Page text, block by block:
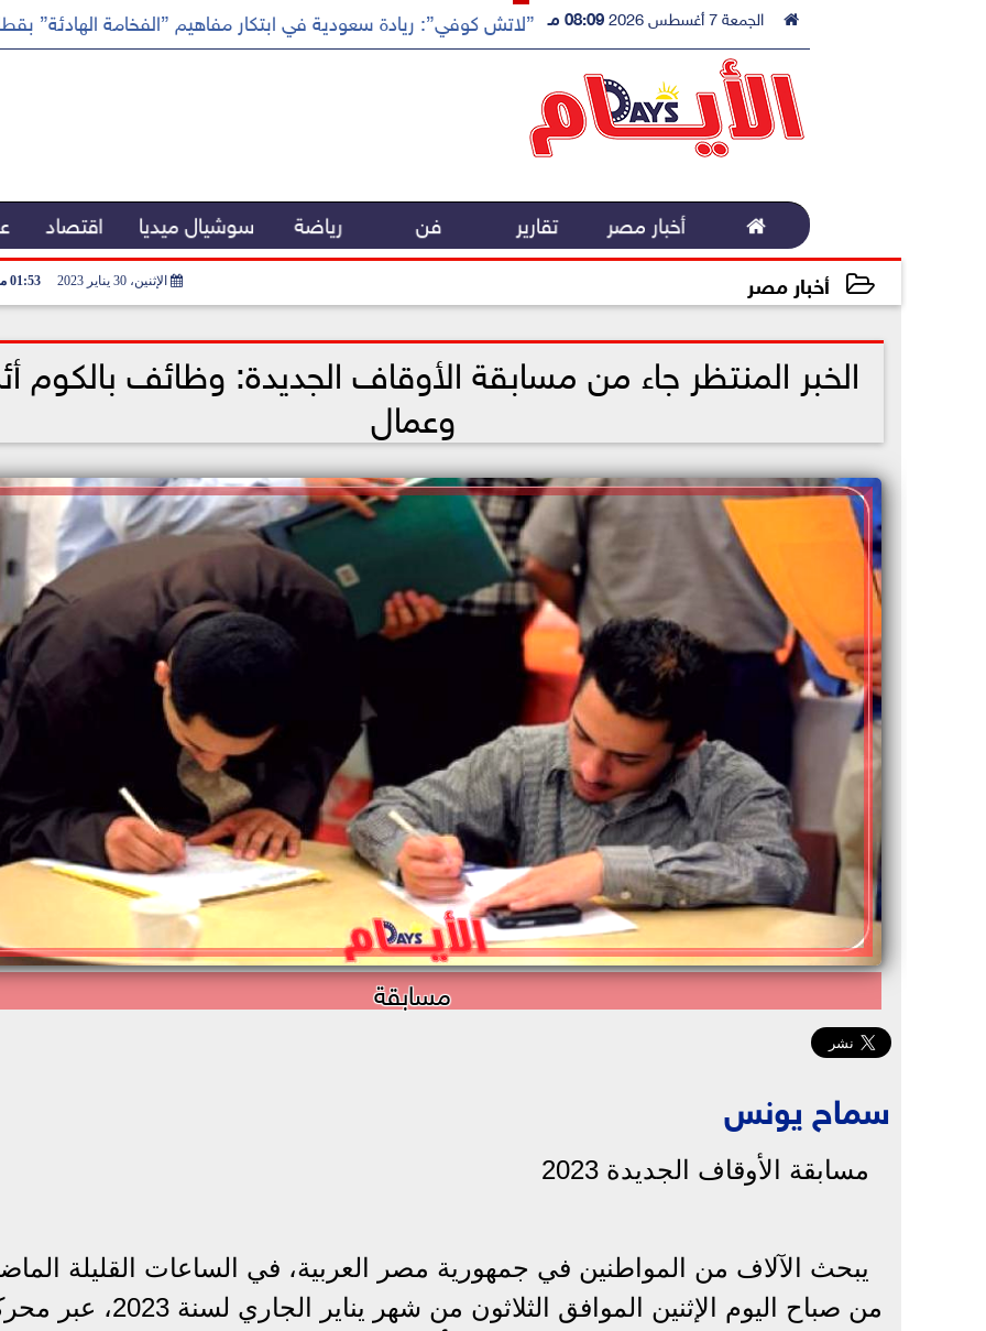
 الجمعة 7 أغسطس 2026 08:09 مـ ”لاتش كوفي”: ريادة سعودية في ابتكار مفاهيم ”الفخامة الهادئة”
 أخبار مصر تقارير فن رياضة سوشيال ميديا اقتصاد
أخبار مصر الإثنين، 30 يناير 2023 01:53 مـ
الخبر المنتظر جاء من مسابقة الأوقاف الجديدة: وظائف بالكوم
وعمال
مسابقة
سماح يونس
مسابقة الأوقاف الجديدة 2023
يبحث الآلاف من المواطنين في جمهورية مصر العربية، في الساعات القليلة
من صباح اليوم الإثنين الموافق الثلاثون من شهر يناير